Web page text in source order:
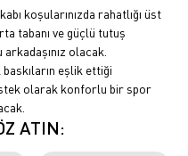
koşularınızda rahatlığı üst
tabanı ve güçlü tutuş
olacak.
eşlik ettiği
olarak konforlu bir spor
ATIN: